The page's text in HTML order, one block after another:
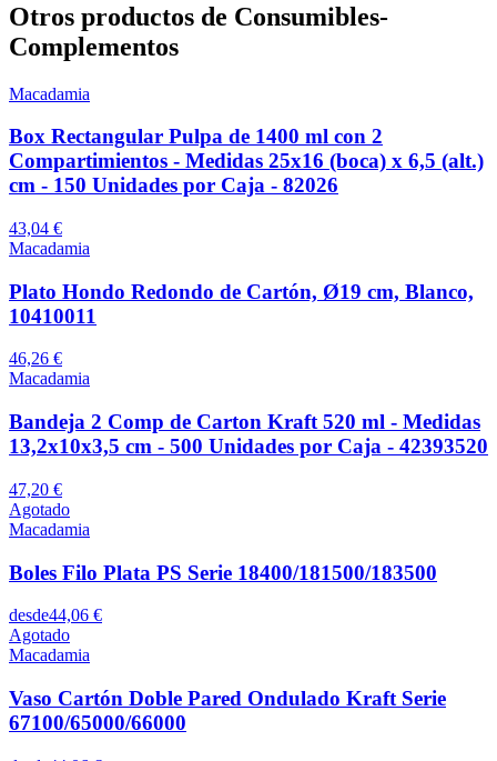
Otros productos de Consumibles-
Complementos
Macadamia
Box Rectangular Pulpa de 1400 ml con 2
Compartimientos - Medidas 25x16 (boca) x 6,5 (alt.)
cm - 150 Unidades por Caja - 82026
43,04 €
Macadamia
Plato Hondo Redondo de Cartón, Ø19 cm, Blanco,
10410011
46,26 €
Macadamia
Bandeja 2 Comp de Carton Kraft 520 ml - Medidas
13,2x10x3,5 cm - 500 Unidades por Caja - 42393520
47,20 €
Agotado
Macadamia
Boles Filo Plata PS Serie 18400/181500/183500
desde44,06 €
Agotado
Macadamia
Vaso Cartón Doble Pared Ondulado Kraft Serie
67100/65000/66000